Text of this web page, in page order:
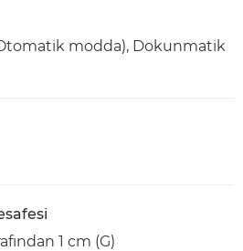
modda), Dokunmatik
1 cm (G)